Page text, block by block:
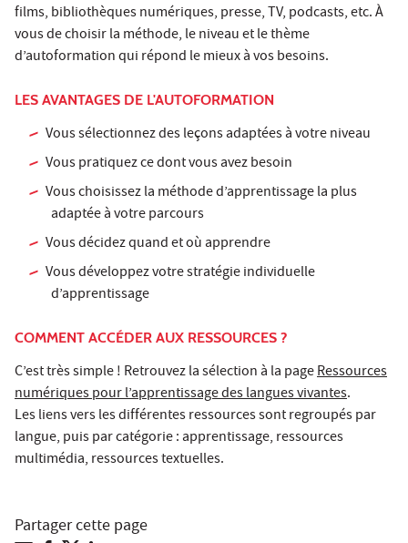
films, bibliothèques numériques, presse, TV, podcasts, etc. À
vous de choisir la méthode, le niveau et le thème
d’autoformation qui répond le mieux à vos besoins.
LES AVANTAGES DE L'AUTOFORMATION
Vous sélectionnez des leçons adaptées à votre niveau
Vous pratiquez ce dont vous avez besoin
Vous choisissez la méthode d’apprentissage la plus
adaptée à votre parcours
Vous décidez quand et où apprendre
Vous développez votre stratégie individuelle
d’apprentissage
COMMENT ACCÉDER AUX RESSOURCES ?
C’est très simple ! Retrouvez la sélection à la pageRessources
numériques pour l’apprentissage des langues vivantes.
Les liens vers les différentes ressources sont regroupés par
langue, puis par catégorie : apprentissage, ressources
multimédia, ressources textuelles.
Partager cette page